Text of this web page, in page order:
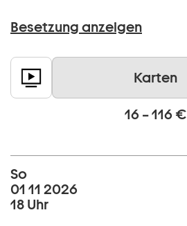
Besetzung anzeigen
Karten
16 – 116 €
So
01 11 2026
18 Uhr